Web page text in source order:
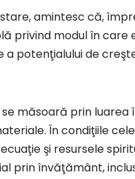
amintesc că,
privind modul în care
potenţialului de
măsoară prin
În condiţiile
şi resursele
prin învăţământ,